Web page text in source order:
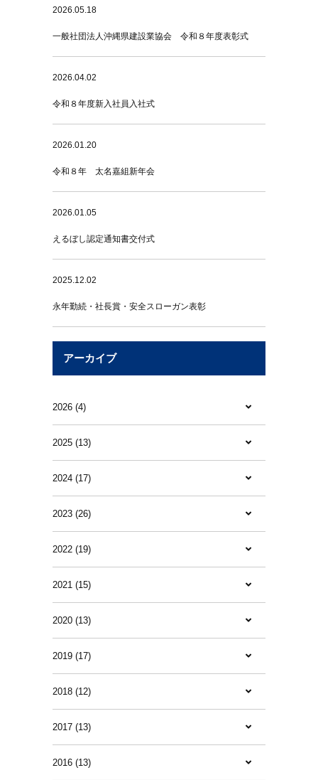
2026.05.18
一般社団法人沖縄県建設業協会 令和８年度表彰式
2026.04.02
令和８年度新入社員入社式
2026.01.20
令和８年 太名嘉組新年会
2026.01.05
えるぼし認定通知書交付式
2025.12.02
永年勤続・社長賞・安全スローガン表彰
アーカイブ
2026 (4)
2025 (13)
2024 (17)
2023 (26)
2022 (19)
2021 (15)
2020 (13)
2019 (17)
2018 (12)
2017 (13)
2016 (13)